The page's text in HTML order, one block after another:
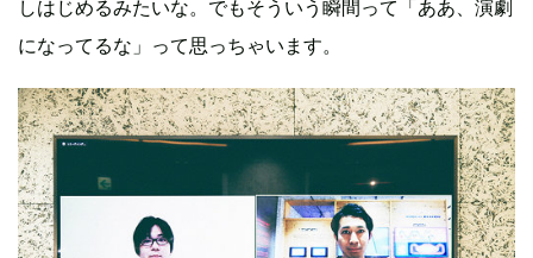
しはじめるみたいな。でもそういう瞬間って「ああ、演劇
になってるな」って思っちゃいます。